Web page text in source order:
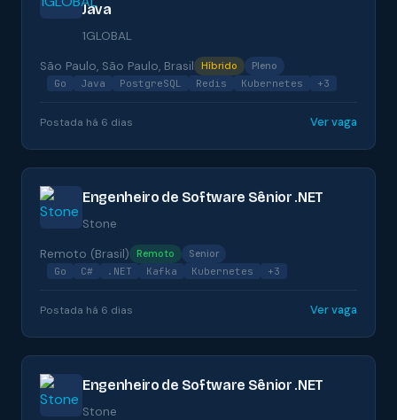
Java
1GLOBAL
São Paulo, São Paulo, Brasil
Híbrido
Pleno
Go
Java PostgreSQL Redis Kubernetes +3
Postada há 6 dias Ver vaga
Engenheiro de Software Sênior .NET
Stone
Remoto (Brasil)
Remoto
Senior
Go
C# .NET Kafka Kubernetes +3
Postada há 6 dias Ver vaga
Engenheiro de Software Sênior .NET
Stone